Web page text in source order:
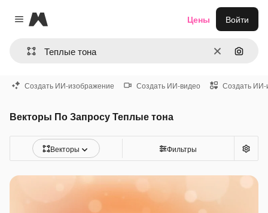
Close menu
Magnific
ОчиститьПоиск
Цены Войти
Создать ИИ-изображение Создать ИИ-видео Создать ИИ-
Векторы По Запросу Теплые тона
Векторы Фильтры